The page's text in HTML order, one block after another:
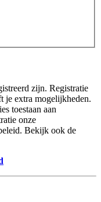
zijn. Registratie
je extra mogelijkheden.
toestaan aan
onze
Bekijk ook de